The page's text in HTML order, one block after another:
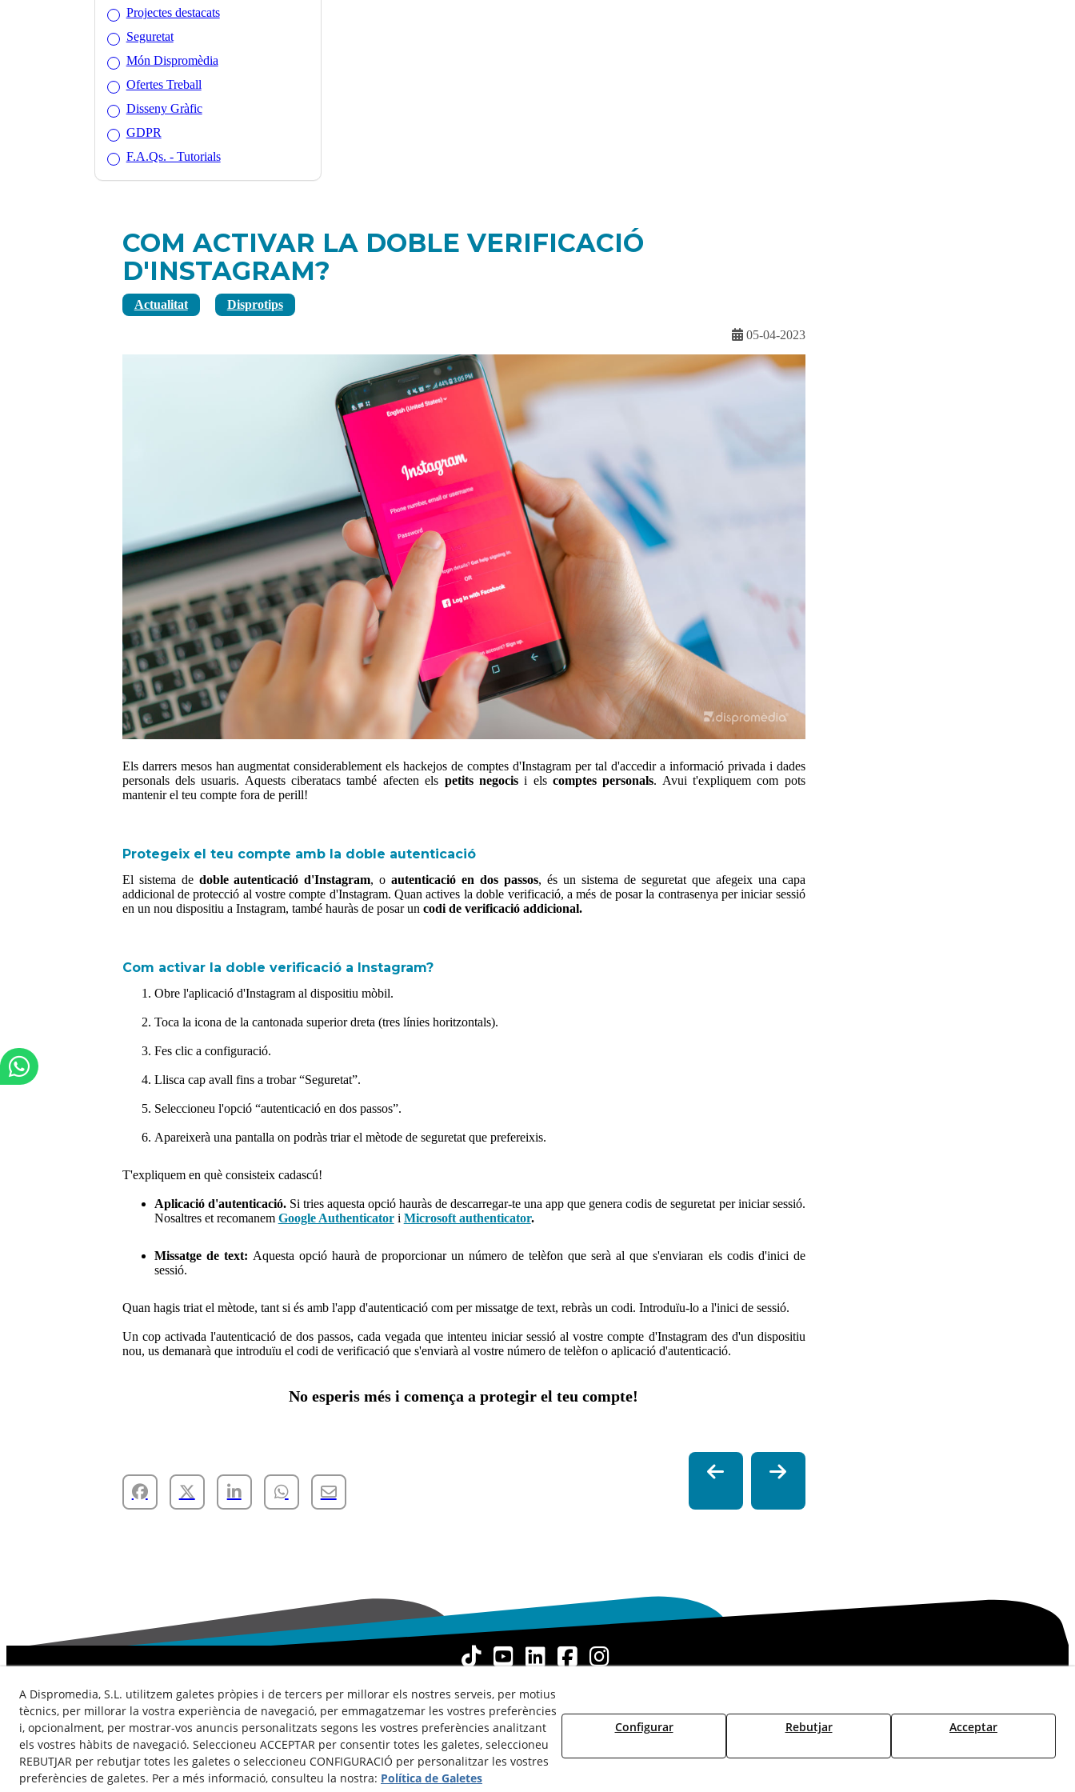
Projectes destacats
Seguretat
Món Dispromèdia
Ofertes Treball
Disseny Gràfic
GDPR
F.A.Qs. - Tutorials
COM ACTIVAR LA DOBLE VERIFICACIÓ
D'INSTAGRAM?
Actualitat Disprotips
05-04-2023
Els darrers mesos han augmentat considerablement els hackejos de comptes d'Instagram per tal d'accedir a informació privada i dades
personals dels usuaris. Aquests ciberatacs també afecten els petits negocisi elscomptes personals. Avui t'expliquem com pots
mantenir el teu compte fora de perill!
Protegeix el teu compte amb la doble autenticació
El sistema de doble autenticació d'Instagram, oautenticació en dos passos, és un sistema de seguretat que afegeix una capa
addicional de protecció al vostre compte d'Instagram. Quan actives la doble verificació, a més de posar la contrasenya per iniciar sessió
en un nou dispositiu a Instagram, també hauràs de posar un codi de verificació addicional.
Com activar la doble verificació a Instagram?
Obre l'aplicació d'Instagram al dispositiu mòbil.
Toca la icona de la cantonada superior dreta (tres línies horitzontals).
Fes clic a configuració.
Llisca cap avall fins a trobar “Seguretat”.
Seleccioneu l'opció “autenticació en dos passos”.
Apareixerà una pantalla on podràs triar el mètode de seguretat que prefereixis.
T'expliquem en què consisteix cadascú!
Aplicació d'autenticació. Si tries aquesta opció hauràs de descarregar-te una app que genera codis de seguretat per iniciar sessió.
Nosaltres et recomanem Google Authenticatori Microsoft authenticator.
Missatge de text: Aquesta opció haurà de proporcionar un número de telèfon que serà al que s'enviaran els codis d'inici de
sessió.
Quan hagis triat el mètode, tant si és amb l'app d'autenticació com per missatge de text, rebràs un codi. Introduïu-lo a l'inici de sessió.
Un cop activada l'autenticació de dos passos, cada vegada que intenteu iniciar sessió al vostre compte d'Instagram des d'un dispositiu
nou, us demanarà que introduïu el codi de verificació que s'enviarà al vostre número de telèfon o aplicació d'autenticació.
No esperis més i comença a protegir el teu compte!
Contacte Actualitat Política de Privacitat Cookies Policy Avís Legal Termes i Condicions d'Ús
Dilluns a Divendres: de8.00a15.00h
© 08/2026 Dispromedia, S.L.® - Tots els drets reservats.
A Dispromedia, S.L. utilitzem galetes pròpies i de tercers per millorar els nostres serveis, per motius
tècnics, per millorar la vostra experiència de navegació, per emmagatzemar les vostres preferències
i, opcionalment, per mostrar-vos anuncis personalitzats segons les vostres preferències analitzant
els vostres hàbits de navegació. Seleccioneu ACCEPTAR per consentir totes les galetes, seleccioneu
REBUTJAR per rebutjar totes les galetes o seleccioneu CONFIGURACIÓ per personalitzar les vostres
preferències de galetes. Per a més informació, consulteu la nostra: Política de Galetes
Configurar Rebutjar Acceptar